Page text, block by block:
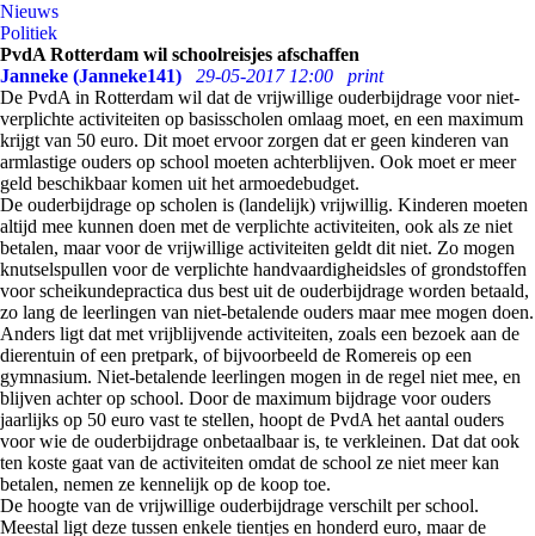
Nieuws
Politiek
PvdA Rotterdam wil schoolreisjes afschaffen
Janneke (Janneke141)
29-05-2017 12:00
print
De PvdA in Rotterdam wil dat de vrijwillige ouderbijdrage voor niet-
verplichte activiteiten op basisscholen omlaag moet, en een maximum
krijgt van 50 euro. Dit moet ervoor zorgen dat er geen kinderen van
armlastige ouders op school moeten achterblijven. Ook moet er meer
geld beschikbaar komen uit het armoedebudget.
De ouderbijdrage op scholen is (landelijk) vrijwillig. Kinderen moeten
altijd mee kunnen doen met de verplichte activiteiten, ook als ze niet
betalen, maar voor de vrijwillige activiteiten geldt dit niet. Zo mogen
knutselspullen voor de verplichte handvaardigheidsles of grondstoffen
voor scheikundepractica dus best uit de ouderbijdrage worden betaald,
zo lang de leerlingen van niet-betalende ouders maar mee mogen doen.
Anders ligt dat met vrijblijvende activiteiten, zoals een bezoek aan de
dierentuin of een pretpark, of bijvoorbeeld de Romereis op een
gymnasium. Niet-betalende leerlingen mogen in de regel niet mee, en
blijven achter op school. Door de maximum bijdrage voor ouders
jaarlijks op 50 euro vast te stellen, hoopt de PvdA het aantal ouders
voor wie de ouderbijdrage onbetaalbaar is, te verkleinen. Dat dat ook
ten koste gaat van de activiteiten omdat de school ze niet meer kan
betalen, nemen ze kennelijk op de koop toe.
De hoogte van de vrijwillige ouderbijdrage verschilt per school.
Meestal ligt deze tussen enkele tientjes en honderd euro, maar de